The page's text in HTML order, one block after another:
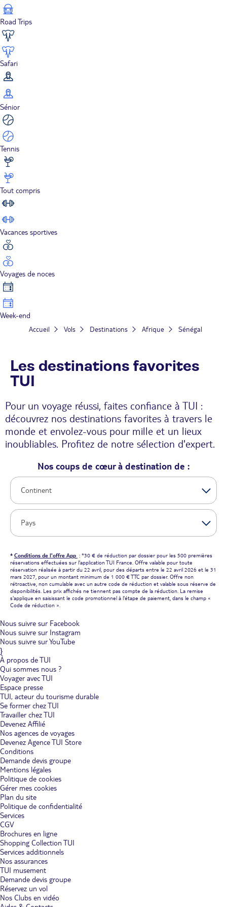
Road Trips
Safari
Sénior
Tennis
Tout compris
Vacances sportives
Voyages de noces
Week-end
Accueil Vols Destinations Afrique Sénégal
Les destinations favorites
TUI
Pour un voyage réussi, faites confiance à TUI :
découvrez nos destinations favorites à travers le
monde et envolez-vous pour mille et un lieux
inoubliables. Profitez de notre sélection d'expert.
Nos coups de cœur à destination de :
* Conditions de l'offre App : *30 € de réduction par dossier pour les 500 premières
réservations effectuées sur l'application TUI France. Offre valable pour toute
réservation réalisée à partir du 22 avril, pour des départs entre le 22 avril 2026 et le 31
mars 2027, pour un montant minimum de 1 000 € TTC par dossier. Offre non
rétroactive, non cumulable avec un autre code de réduction et valable sous réserve de
disponibilités. Les prix affichés ne tiennent pas compte de la réduction. La remise
s'applique en saisissant le code promotionnel à l'étape de paiement, dans le champ «
Code de réduction ».
Nous suivre sur Facebook
Nous suivre sur Instagram
Nous suivre sur YouTube
}
À propos de TUI
Qui sommes nous ?
Voyager avec TUI
Espace presse
TUI, acteur du tourisme durable
Se former chez TUI
Travailler chez TUI
Devenez Affilié
Nos agences de voyages
Devenez Agence TUI Store
Conditions
Demande devis groupe
Mentions légales
Politique de cookies
Gérer mes cookies
Plan du site
Politique de confidentialité
Services
CGV
Brochures en ligne
Shopping Collection TUI
Services additionnels
Nos assurances
TUI musement
Demande devis groupe
Réservez un vol
Nos Clubs en vidéo